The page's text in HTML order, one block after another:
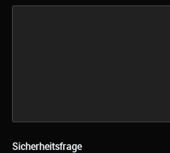
Sicherheitsfrage